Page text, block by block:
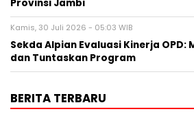
Provinsi Jambi
Kamis, 30 Juli 2026 - 05:03 WIB
Sekda Alpian Evaluasi Kinerja OPD:
dan Tuntaskan Program
BERITA TERBARU